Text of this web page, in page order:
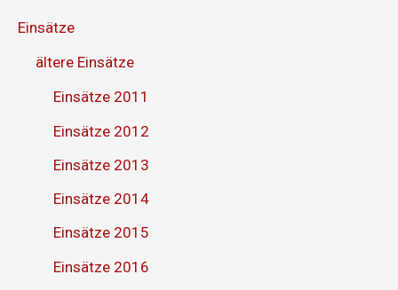
Einsätze
ältere Einsätze
Einsätze 2011
Einsätze 2012
Einsätze 2013
Einsätze 2014
Einsätze 2015
Einsätze 2016